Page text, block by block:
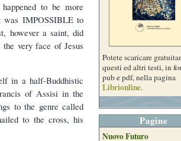
to be more
was IMPOSSIBLE to
however a saint, did
very face of Jesus
in a half-Buddhistic
of Assisi in the
to the genre called
to the cross, his
Potete scaricare
questi ed altri testi, in
pub e pdf, nella pagina
Librionline.
Pagine
Nuovo Futuro